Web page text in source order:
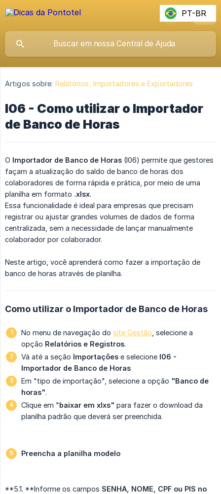
Artigos sobre: Relatórios, Importadores e Exportadores
I06 - Como utilizar o Importador
de Banco de Horas
O Importador de Banco de Horas (I06) permite que gestores
façam a atualização do saldo de banco de horas dos
colaboradores de forma rápida e prática, por meio de uma
planilha em formato .xlsx.
Essa funcionalidade é ideal para empresas que precisam
registrar ou ajustar grandes volumes de dados de forma
centralizada, sem a necessidade de lançar manualmente
colaborador por colaborador.
Neste artigo, você aprenderá como fazer a importação de
banco de horas através de planilha.
Como utilizar o Importador de Banco de Horas
No menu de navegação do site Gestão , selecione a
opção Relatórios e Registros.
Vá até a seção Importações e selecione I06 -
Importador de Banco de Horas
Em "tipo de importação", selecione a opção "Banco de
horas".
Clique em "baixar em xlxs" para fazer o download da
planilha padrão que deverá ser preenchida.
Preencha a planilha modelo
**5.1. **Informe os campos SENHA, NOME,
CPF ou PIS no
PT-BR